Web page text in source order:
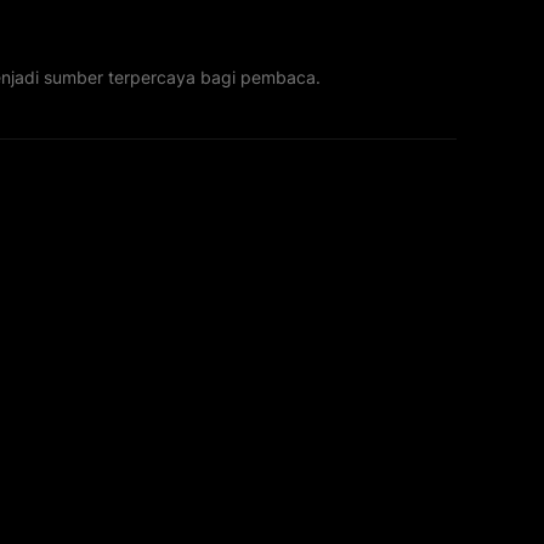
sumber terpercaya bagi pembaca.